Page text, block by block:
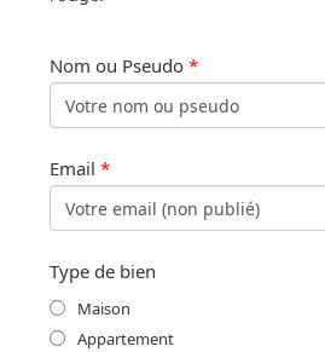
Nom ou Pseudo *
Email *
Type de bien
Maison
Appartement